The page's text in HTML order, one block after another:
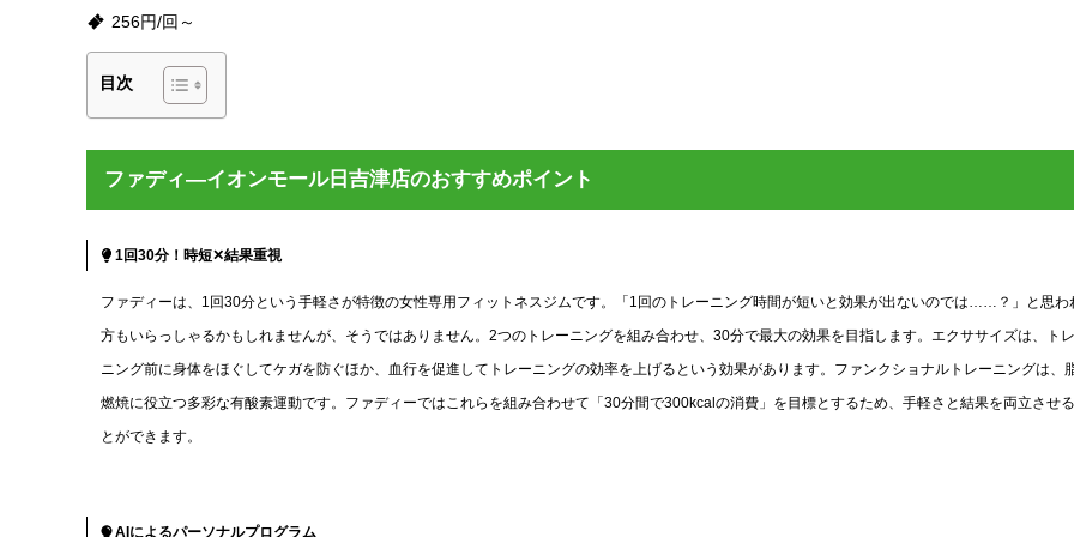
256円/回～
目次
ファディ―イオンモール日吉津店のおすすめポイント
1回30分！時短✕結果重視
ファディーは、1回30分という手軽さが特徴の女性専用フィットネスジムです。「1回のトレーニング時間が短いと効果が出ないのでは……？」と思わ
方もいらっしゃるかもしれませんが、そうではありません。2つのトレーニングを組み合わせ、30分で最大の効果を目指します。エクササイズは、ト
ニング前に身体をほぐしてケガを防ぐほか、血行を促進してトレーニングの効率を上げるという効果があります。ファンクショナルトレーニングは、
燃焼に役立つ多彩な有酸素運動です。ファディーではこれらを組み合わせて「30分間で300kcalの消費」を目標とするため、手軽さと結果を両立させ
とができます。
AIによるパーソナルプログラム